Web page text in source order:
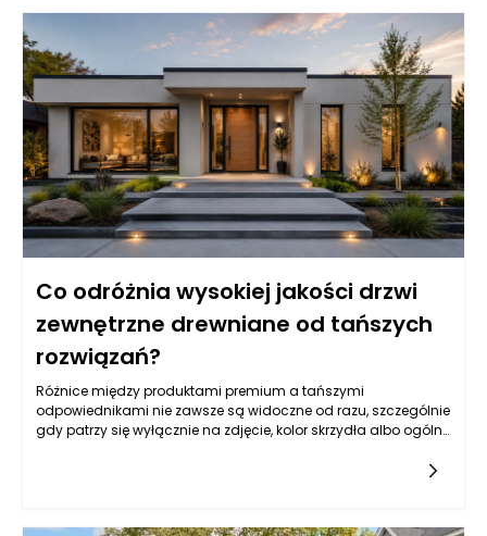
Co odróżnia wysokiej jakości drzwi
zewnętrzne drewniane od tańszych
rozwiązań?
Różnice między produktami premium a tańszymi
odpowiednikami nie zawsze są widoczne od razu, szczególnie
gdy patrzy się wyłącznie na zdjęcie, kolor skrzydła albo ogólny
precyzji wykonania. Tańsze rozwiązania często kuszą niższą